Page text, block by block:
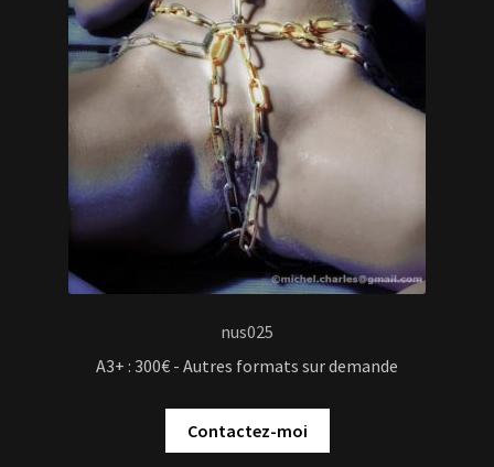
nus025
A3+ : 300€ - Autres formats sur demande
Contactez-moi